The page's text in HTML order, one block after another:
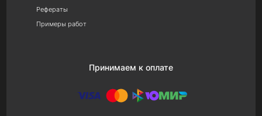
Рефераты
Примеры работ
Принимаем к оплате